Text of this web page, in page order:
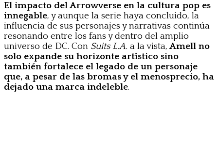
El impacto del Arrowverse en la cultura pop es
innegable, y aunque la serie haya concluido, la
influencia de sus personajes y narrativas continúa
resonando entre los fans y dentro del amplio
universo de DC. Con Suits L.A. a la vista, Amell no
solo expande su horizonte artístico sino
también fortalece el legado de un personaje
que, a pesar de las bromas y el menosprecio, ha
dejado una marca indeleble.